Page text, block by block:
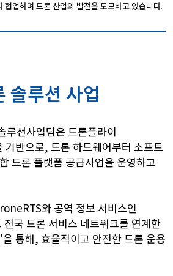
협업하며 드론 산업의 발전을 도모하고 있습니다.
솔루션 사업
루션사업팀은 드론플라이
반으로, 드론 하드웨어부터 소프트
드론 플랫폼 공급사업을 운영하고
와 공역 정보 서비스인
국 드론 서비스 네트워크를 연계한
통해, 효율적이고 안전한 드론 운용